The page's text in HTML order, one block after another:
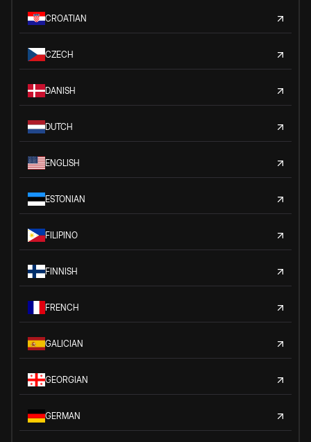
CROATIAN
CZECH
DANISH
DUTCH
ENGLISH
ESTONIAN
FILIPINO
FINNISH
FRENCH
GALICIAN
GEORGIAN
GERMAN